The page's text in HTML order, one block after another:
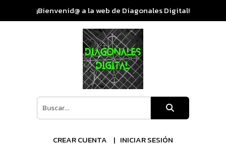
¡Bienvenid@ a la web de Diagonales Digital!
CREAR CUENTA INICIAR SESIÓN